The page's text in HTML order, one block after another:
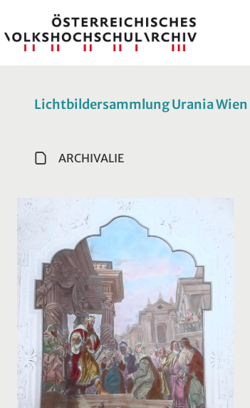
Lichtbildersammlung Urania Wien
ARCHIVALIE